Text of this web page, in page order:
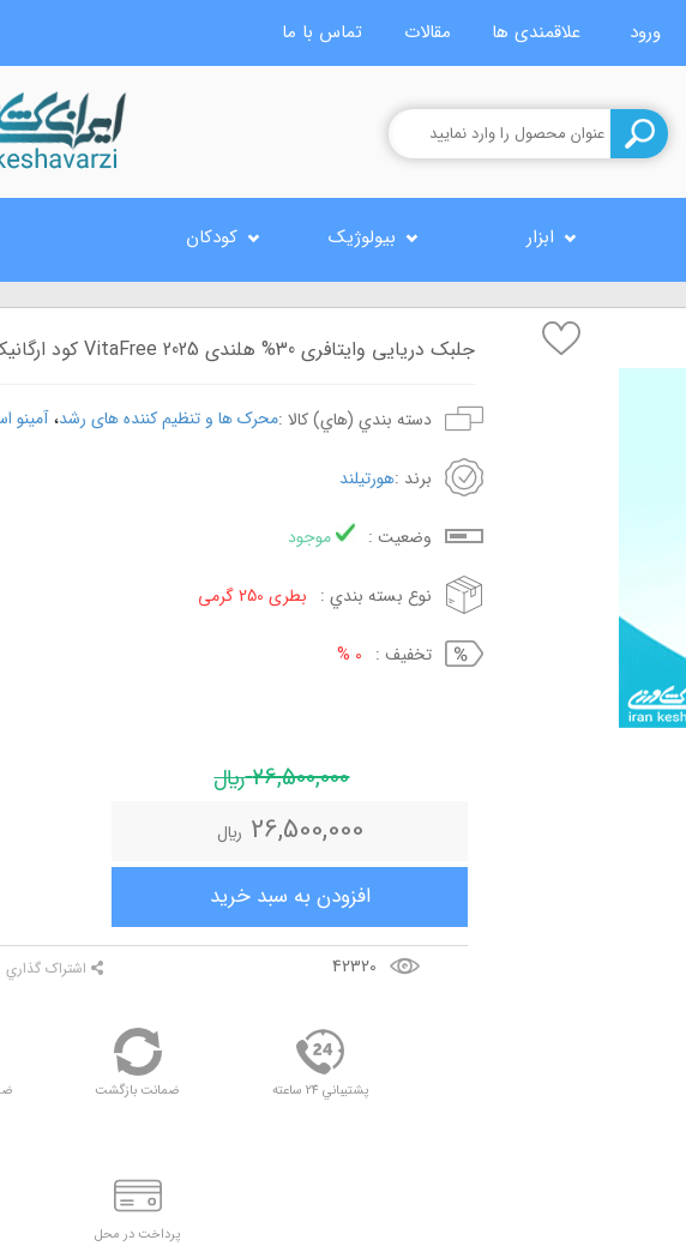
تماس با ما مقالات علاقمندی ها ورود
ابزار بیولوژیک کودکان
جلبک دریایی وایتافری 30% هلندی 2025 VitaFree کود ارگانیک محرک رشد گیاهی
دسته بندي (هاي) کالا :محرک ها و تنظیم کننده های رشد،آمینو
برند :هورتیلند
وضعيت : موجود
نوع بسته بندي : بطری 250 گرمی
تخفيف : 0 %
26,500,000 ريال
26,500,000 ريال
افزودن به سبد خريد
42320 اشتراک گذاري
پشتيباني 24 ساعته ضمانت بازگشت
پرداخت در محل